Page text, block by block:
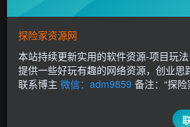
探险家资源网
本站持续更新实用的软件资源-项目玩
提供一些好玩有趣的网络资源，创业思
联系博主 微信：adm9859 备注：“探险